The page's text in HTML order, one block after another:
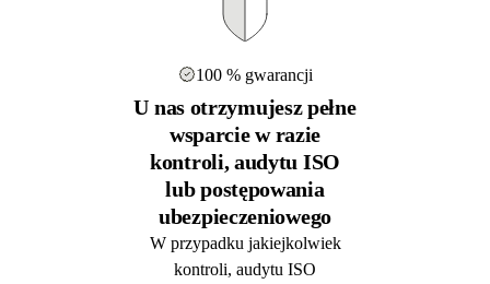
100 % gwarancji
U nas otrzymujesz pełne
wsparcie w razie
kontroli, audytu ISO
lub postępowania
ubezpieczeniowego
W przypadku jakiejkolwiek
kontroli, audytu ISO